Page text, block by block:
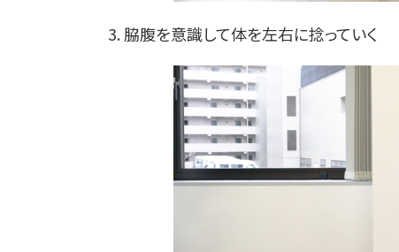
3. 脇腹を意識して体を左右に捻っていく